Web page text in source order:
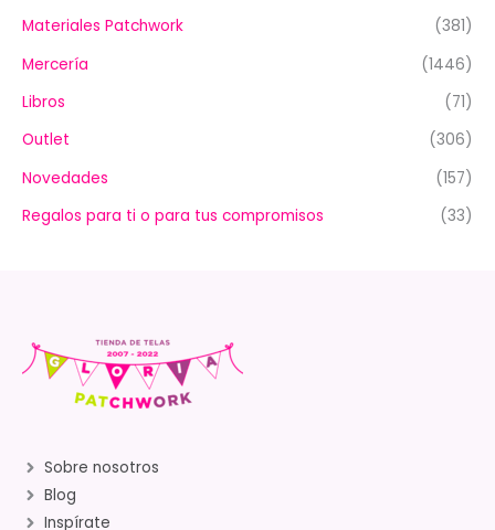
Materiales Patchwork
(381)
Mercería
(1446)
Libros
(71)
Outlet
(306)
Novedades
(157)
Regalos para ti o para tus compromisos
(33)
Sobre nosotros
Blog
Inspírate